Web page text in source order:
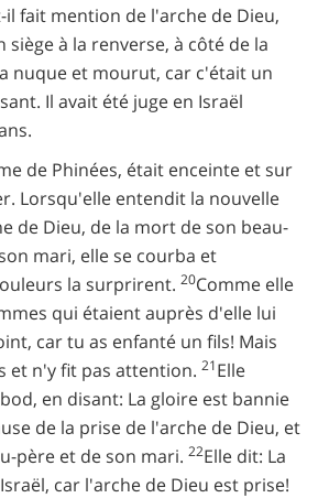
il fait mention de l'arche de Dieu,
siège à la renverse, à côté de la
nuque et mourut, car c'était un
Il avait été juge en Israël
de Phinées, était enceinte et sur
Lorsqu'elle entendit la nouvelle
de Dieu, de la mort de son beau-
mari, elle se courba et
la surprirent. 20Comme elle
qui étaient auprès d'elle lui
car tu as enfanté un fils! Mais
et n'y fit pas attention. 21Elle
en disant: La gloire est bannie
de la prise de l'arche de Dieu, et
père et de son mari. 22Elle dit: La
car l'arche de Dieu est prise!